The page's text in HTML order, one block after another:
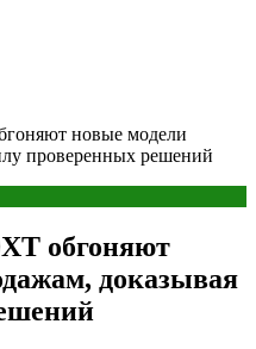
новые модели
проверенных решений
обгоняют
доказывая